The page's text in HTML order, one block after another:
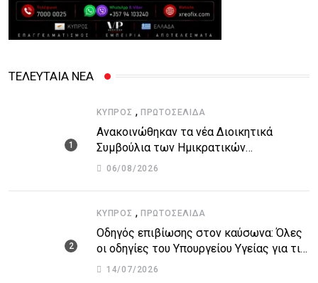
ΤΕΛΕΥΤΑΙΑ ΝΕΑ
ΚΎΠΡΟΣ , ΠΡΩΤΟΣΈΛΙΔΑ
Ανακοινώθηκαν τα νέα Διοικητικά
Συμβούλια των Ημικρατικών
Οργανισμών – Όλη η λίστα με τα
06/08/2026
ΚΎΠΡΟΣ , ΠΡΩΤΟΣΈΛΙΔΑ
Οδηγός επιβίωσης στον καύσωνα: Όλες
οι οδηγίες του Υπουργείου Υγείας για τις
υψηλές θερμοκρασίες
14/07/2026